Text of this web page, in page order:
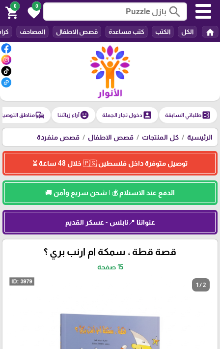
search
0
favorite
0
shopping_cart
home الكل الكتب كتب مساعدة قصص الاطفال المصاحف
ballotطلباتي السابقة account_boxدخول تجار الجملة emoji_emotionsآراء زبائننا commuteمناطق
الرئيسية كل المنتجات قصص الاطفال قصص منفردة
توصيل متوفرة داخل فلسطين 🇵🇸 خلال 48 ساعة ⏳
الدفع عند الاستلام 💰 | شحن سريع وآمن 🚚
عنواننا 📍نابلس - عسكر القديم
قصة قطة ، سمكة ام ارنب بري ؟
15 صفحة
1 / 2